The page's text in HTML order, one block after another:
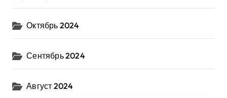
Октябрь 2024
Сентябрь 2024
Август 2024